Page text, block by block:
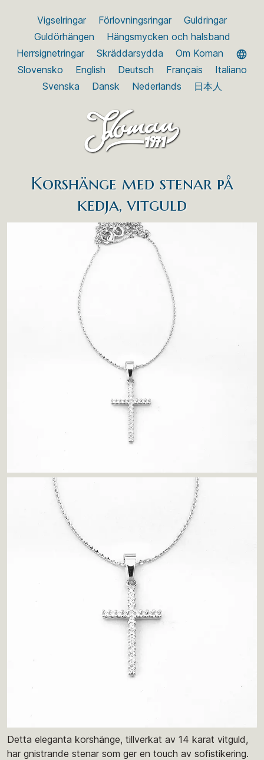
Vigselringar Förlovningsringar
Guldringar
Guldörhängen
Hängsmycken och halsband
Herrsignetringar
Skräddarsydda
Om Koman
Slovensko
English Deutsch Français
Italiano
Svenska
Dansk Nederlands 日本人
Korshänge med stenar på
kedja, vitguld
Detta eleganta korshänge, tillverkat av 14 karat vitguld,
har gnistrande stenar som ger en touch av sofistikering.